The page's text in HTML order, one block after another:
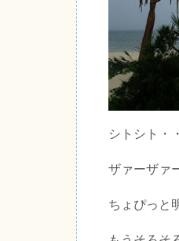
シトシト・
ザァーザァ
ちょぴっと